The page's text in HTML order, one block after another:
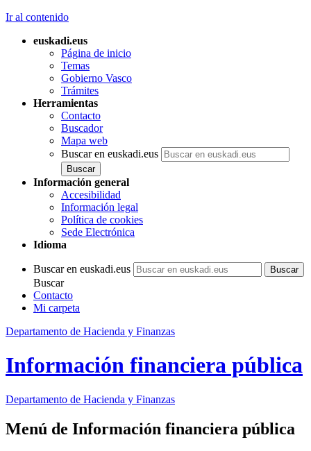
Ir al contenido
euskadi.eus
Página de inicio
Temas
Gobierno Vasco
Trámites
Herramientas
Contacto
Buscador
Mapa web
Buscar en euskadi.eus
Información general
Accesibilidad
Información legal
Política de cookies
Sede Electrónica
Idioma
Buscar en euskadi.eus
Buscar
Contacto
Mi carpeta
Departamento de Hacienda y Finanzas
Información financiera pública
Departamento de Hacienda y Finanzas
Menú de Información financiera pública